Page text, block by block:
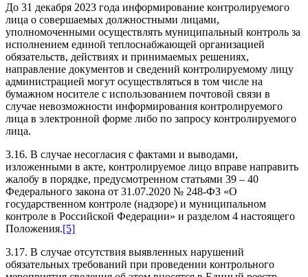
До 31 декабря 2023 года информирование контролируемого
лица о совершаемых должностными лицами,
уполномоченными осуществлять муниципальный контроль за
исполнением единой теплоснабжающей организацией
обязательств, действиях и принимаемых решениях,
направление документов и сведений контролируемому лицу
администрацией могут осуществляться в том числе на
бумажном носителе с использованием почтовой связи в
случае невозможности информирования контролируемого
лица в электронной форме либо по запросу контролируемого
лица.
3.16. В случае несогласия с фактами и выводами,
изложенными в акте, контролируемое лицо вправе направить
жалобу в порядке, предусмотренном статьями 39 – 40
Федерального закона от 31.07.2020 № 248-ФЗ «О
государственном контроле (надзоре) и муниципальном
контроле в Российской Федерации» и разделом 4 настоящего
Положения.[5]
3.17. В случае отсутствия выявленных нарушений
обязательных требований при проведении контрольного